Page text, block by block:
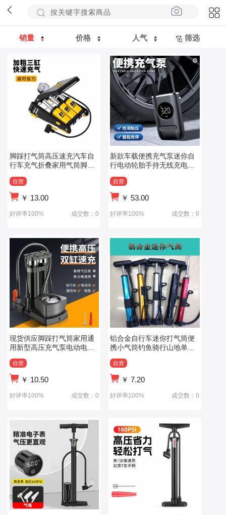
销量 价格 人气 筛选
脚踩打气筒高压速充汽车自
行车充气折叠家用气筒脚踏
自营
￥ 13.00
好评率100% 成交数：0
新款车载便携充气泵迷你自
行电动轮胎手持无线充电汽
自营
￥53.00
好评率100% 成交数：0
现货供应脚踩打气筒家用通
用新型高压充气泵电动电瓶
自营
￥ 10.50
好评率100% 成交数：0
铝合金自行车迷你打气筒便
携小气筒钓鱼骑行山地单车
自营
￥7.20
好评率100% 成交数：0